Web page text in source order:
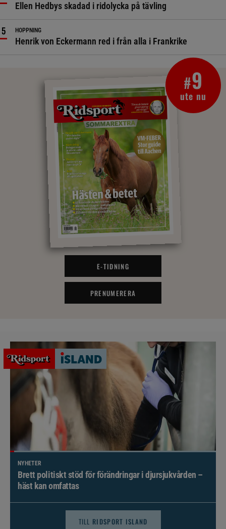
Ellen Hedbys skadad i ridolycka på tävling
HOPPNING
Henrik von Eckermann red i från alla i Frankrike
#9
ute nu
E-TIDNING
PRENUMERERA
NYHETER
Brett politiskt stöd för förändringar i djursjukvården –
häst kan omfattas
TILL RIDSPORT ISLAND